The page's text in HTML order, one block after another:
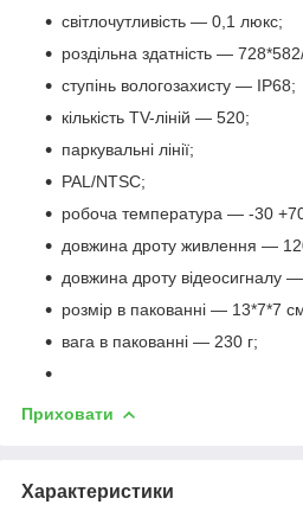
світлочутливість — 0,1 люкс;
роздільна здатність —
ступінь вологозахисту — IP68;
кількість TV-ліній — 520;
паркувальні лінії;
PAL/NTSC;
робоча температура — -30
довжина дроту живлення —
довжина дроту відеосигналу
розмір в пакованні — 13*7*7
вага в пакованні — 230 г;
Приховати
Характеристики